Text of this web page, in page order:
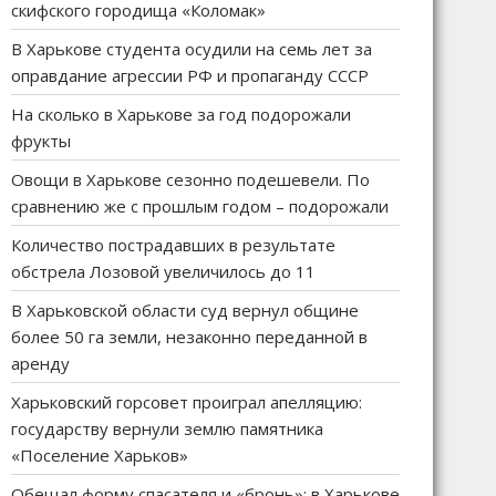
скифского городища «Коломак»
В Харькове студента осудили на семь лет за
оправдание агрессии РФ и пропаганду СССР
На сколько в Харькове за год подорожали
фрукты
Овощи в Харькове сезонно подешевели. По
сравнению же с прошлым годом – подорожали
Количество пострадавших в результате
обстрела Лозовой увеличилось до 11
В Харьковской области суд вернул общине
более 50 га земли, незаконно переданной в
аренду
Харьковский горсовет проиграл апелляцию:
государству вернули землю памятника
«Поселение Харьков»